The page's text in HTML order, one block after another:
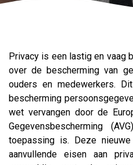
Privacy is een lastig en vaag
over de bescherming van
ouders en medewerkers.
bescherming
wet vervangen door de
Gegevensbescherming
toepassing is. Deze
aanvullende eisen aan